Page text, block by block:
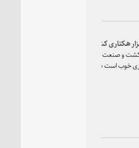
و صنعت لرستان گفت: واگذاری کشت و
خوب است هم خصوصی سازی بد.